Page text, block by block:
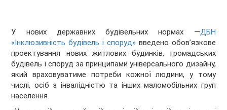
У нових державних будівельних нормах —ДБН
«Інклюзивність будівель і споруд»введено обов’язкове
проектування нових житлових будинків, громадських
будівель і споруд за принципами універсального дизайну,
який враховуватиме потреби кожної людини, у тому
числі, осіб з інвалідністю та інших маломобільних груп
населення.